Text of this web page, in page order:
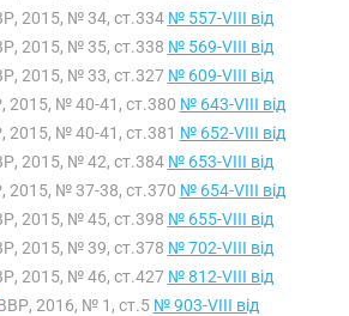
2015, № 34, ст.334 № 557-VIII від
2015, № 35, ст.338 № 569-VIII від
2015, № 33, ст.327 № 609-VIII від
2015, № 40-41, ст.380 № 643-VIII від
2015, № 40-41, ст.381 № 652-VIII від
2015, № 42, ст.384 № 653-VIII від
2015, № 37-38, ст.370 № 654-VIII від
2015, № 45, ст.398 № 655-VIII від
2015, № 39, ст.378 № 702-VIII від
2015, № 46, ст.427 № 812-VIII від
2016, № 1, ст.5 № 903-VIII від